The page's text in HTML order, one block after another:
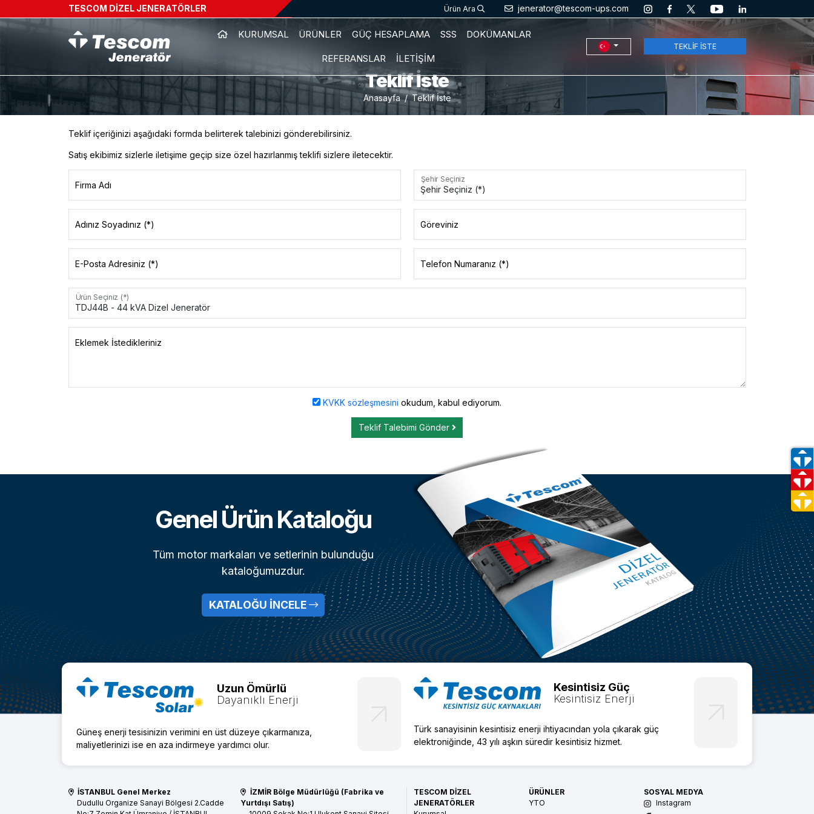
TESCOM DİZEL JENERATÖRLER Ürün Ara jenerator@tescom-ups.com
KURUMSAL ÜRÜNLER GÜÇ HESAPLAMA SSS DOKÜMANLAR
REFERANSLAR İLETİŞİM
TEKLİF İSTE
Teklif İste
Anasayfa Teklif İste
Teklif içeriğinizi aşağıdaki formda belirterek talebinizi gönderebilirsiniz.
Satış ekibimiz sizlerle iletişime geçip size özel hazırlanmış teklifi sizlere iletecektir.
Firma Adı
Şehir Seçiniz
Adınız Soyadınız (*) Göreviniz
E-Posta Adresiniz (*) Telefon Numaranız (*)
Ürün Seçiniz (*)
Eklemek İstedikleriniz
KVKK sözleşmesini okudum, kabul ediyorum.
Teklif Talebimi Gönder
Genel Ürün Kataloğu
Tüm motor markaları ve setlerinin bulunduğu
kataloğumuzdur.
KATALOĞU İNCELE
Uzun Ömürlü
Dayanıklı Enerji
Güneş enerji tesisinizin verimini en üst düzeye çıkarmanıza,
maliyetlerinizi ise en aza indirmeye yardımcı olur.
Kesintisiz Güç
Kesintisiz Enerji
Türk sanayisinin kesintisiz enerji ihtiyacından yola çıkarak güç
elektroniğinde, 43 yılı aşkın süredir kesintisiz hizmet.
İSTANBUL Genel Merkez
Dudullu Organize Sanayi Bölgesi 2.Cadde
İZMİR Bölge Müdürlüğü (Fabrika ve
Yurtdışı Satış)
TESCOM DİZEL
JENERATÖRLER
ÜRÜNLER
YTO
SOSYAL MEDYA
Instagram